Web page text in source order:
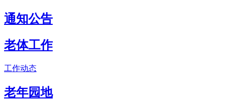
通知公告
老体工作
工作动态
老年园地